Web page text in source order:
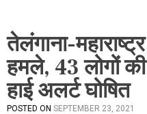
तेलंगाना-
हमले, 43 लोगों
हाई अलर्ट घोषित
POSTED ON SEPTEMBER 23, 2021